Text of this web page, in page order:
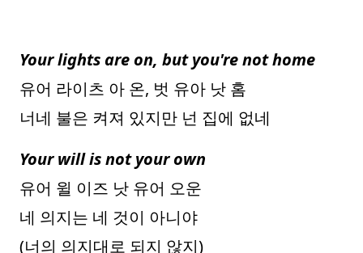
Your lights are on, but you're not home
유어 라이츠 아 온, 벗 유아 낫 홈
너네 불은 켜져 있지만 넌 집에 없네
Your will is not your own
유어 윌 이즈 낫 유어 오운
네 의지는 네 것이 아니야
(너의 의지대로 되지 않지)